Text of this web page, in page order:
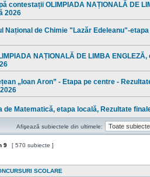
contestații OLIMPIADA NAȚIONALĂ DE
2026
Național de Chimie "Lazăr Edeleanu"-etapa
NAȚIONALĂ DE LIMBA ENGLEZĂ,
„Ioan Aron” - Etapa pe centre -
de Matematică, etapa locală, Rezultate
Afişează subiectele din ultimele:
9 [ 570 subiecte ]
SCOLARE